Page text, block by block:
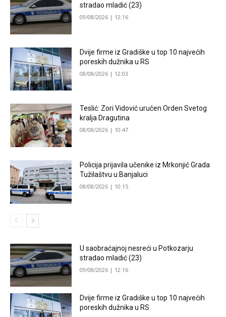
stradao mladić (23)
09/08/2026 | 12:16
Dvije firme iz Gradiške u top 10 najvećih
poreskih dužnika u RS
08/08/2026 | 12:03
Teslić: Zori Vidović uručen Orden Svetog
kralja Dragutina
08/08/2026 | 10:47
Policija prijavila učenike iz Mrkonjić Grada
Tužilaštvu u Banjaluci
08/08/2026 | 10:15
U saobraćajnoj nesreći u Potkozarju
stradao mladić (23)
09/08/2026 | 12:16
Dvije firme iz Gradiške u top 10 najvećih
poreskih dužnika u RS